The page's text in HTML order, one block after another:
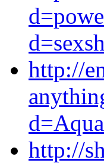
http://
http://